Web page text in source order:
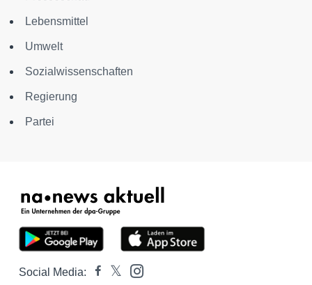
Lebensmittel
Umwelt
Sozialwissenschaften
Regierung
Partei
Social Media: